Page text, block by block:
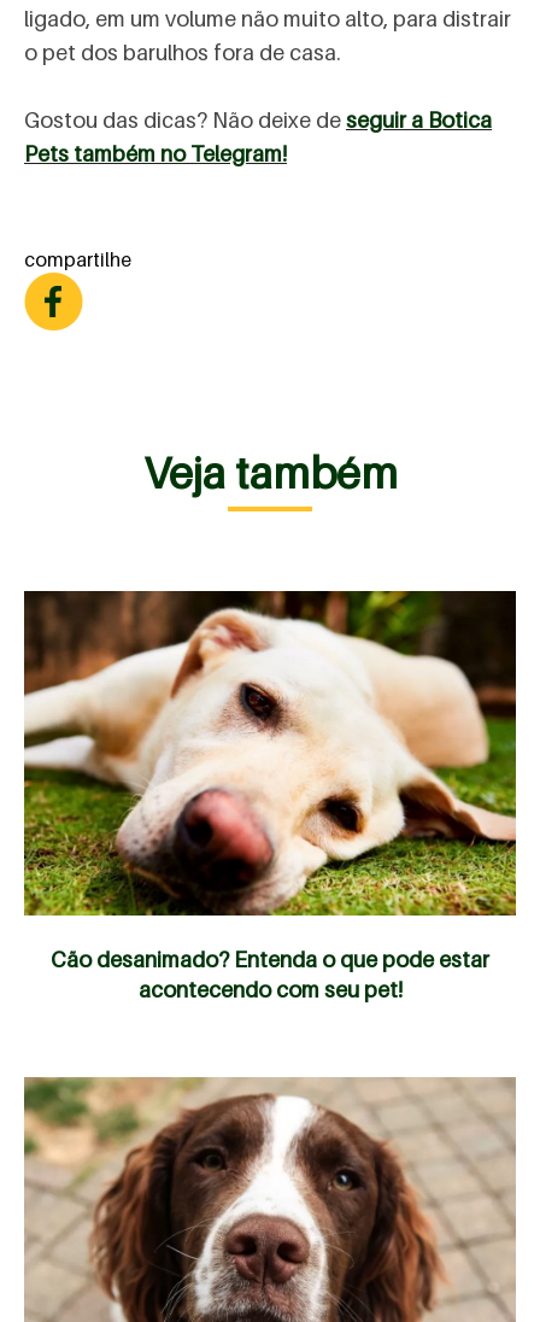
ligado, em um volume não muito alto, para distrair
o pet dos barulhos fora de casa.
Gostou das dicas? Não deixe deseguir a Botica
Pets também no Telegram!
compartilhe
Veja também
Cão desanimado? Entenda o que pode estar
acontecendo com seu pet!